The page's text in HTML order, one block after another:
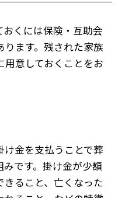
くには保険・互助会
ります。残された家族
用意しておくことをお
け金を支払うことで葬
です。掛け金が少額
きること、亡くなった